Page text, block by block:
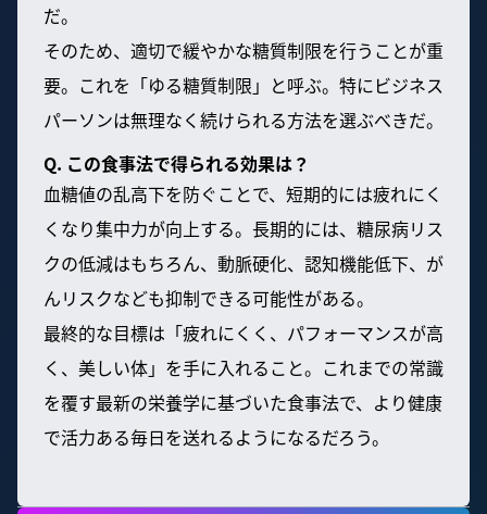
だ。
そのため、適切で緩やかな糖質制限を行うことが重
要。これを「ゆる糖質制限」と呼ぶ。特にビジネス
パーソンは無理なく続けられる方法を選ぶべきだ。
Q. この食事法で得られる効果は？
血糖値の乱高下を防ぐことで、短期的には疲れにく
くなり集中力が向上する。長期的には、糖尿病リス
クの低減はもちろん、動脈硬化、認知機能低下、が
んリスクなども抑制できる可能性がある。
最終的な目標は「疲れにくく、パフォーマンスが高
く、美しい体」を手に入れること。これまでの常識
を覆す最新の栄養学に基づいた食事法で、より健康
で活力ある毎日を送れるようになるだろう。